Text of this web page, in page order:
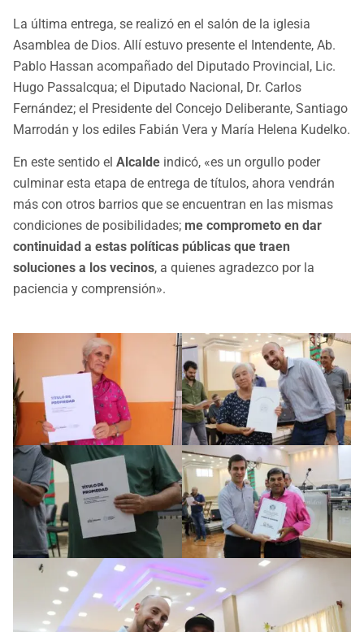
La última entrega, se realizó en el salón de la iglesia
Asamblea de Dios. Allí estuvo presente el Intendente, Ab.
Pablo Hassan acompañado del Diputado Provincial, Lic.
Hugo Passalcqua; el Diputado Nacional, Dr. Carlos
Fernández; el Presidente del Concejo Deliberante, Santiago
Marrodán y los ediles Fabián Vera y María Helena Kudelko.
En este sentido el Alcalde indicó, «es un orgullo poder
culminar esta etapa de entrega de títulos, ahora vendrán
más con otros barrios que se encuentran en las mismas
condiciones de posibilidades; me comprometo en dar
continuidad a estas políticas públicas que traen
soluciones a los vecinos, a quienes agradezco por la
paciencia y comprensión».